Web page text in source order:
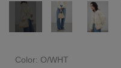
Color: O/WHT